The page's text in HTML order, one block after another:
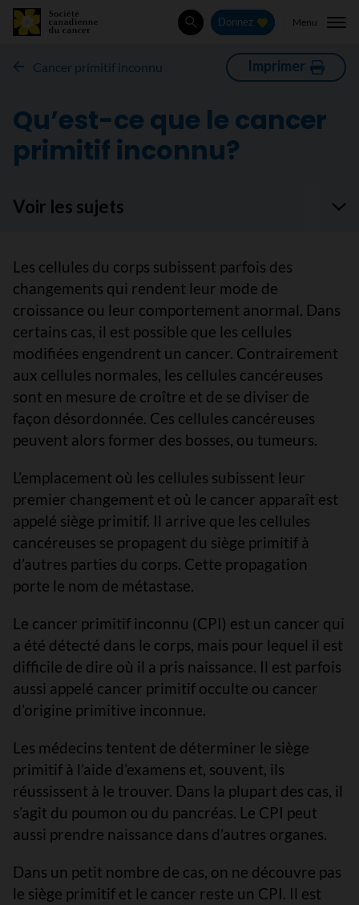
Rechercher
Donnez Menu
Cancer primitif inconnu Imprimer
Qu’est-ce que le cancer
primitif inconnu?
Voir les sujets
Les cellules du corps subissent parfois des
changements qui rendent leur mode de
croissance ou leur comportement anormal. Dans
certains cas, il est possible que les cellules
modifiées engendrent un cancer. Contrairement
aux cellules normales, les cellules cancéreuses
sont en mesure de croître et de se diviser de
façon désordonnée. Ces cellules cancéreuses
peuvent alors former des bosses, ou tumeurs.
L’emplacement où les cellules subissent leur
premier changement et où le cancer apparaît est
appelé siège primitif. Il arrive que les cellules
cancéreuses se propagent du siège primitif à
d’autres parties du corps. Cette propagation
porte le nom de métastase.
Le cancer primitif inconnu (CPI) est un cancer qui
a été détecté dans le corps, mais pour lequel il est
difficile de dire où il a pris naissance. Il est parfois
aussi appelé cancer primitif occulte ou cancer
d’origine primitive inconnue.
Les médecins tentent de déterminer le siège
primitif à l’aide d’examens et, souvent, ils
réussissent à le trouver. Dans la plupart des cas, il
s’agit du poumon ou du pancréas. Le CPI peut
aussi prendre naissance dans d’autres organes.
Dans un petit nombre de cas, on ne découvre pas
le siège primitif et le cancer reste un CPI. Il est